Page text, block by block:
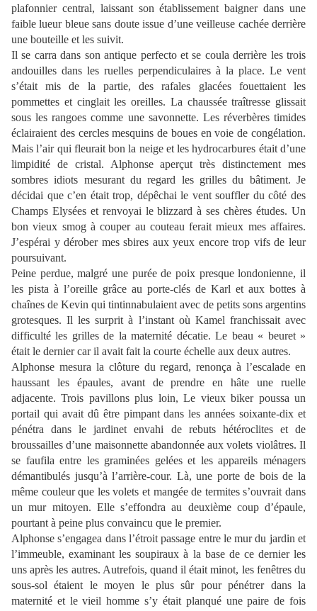
plafonnier central, laissant son établissement baigner dans une
faible lueur bleue sans doute issue d’une veilleuse cachée derrière
une bouteille et les suivit.
Il se carra dans son antique perfecto et se coula derrière les trois
andouilles dans les ruelles perpendiculaires à la place. Le vent
s’était mis de la partie, des rafales glacées fouettaient les
pommettes et cinglait les oreilles. La chaussée traîtresse glissait
sous les rangoes comme une savonnette. Les réverbères timides
éclairaient des cercles mesquins de boues en voie de congélation.
Mais l’air qui fleurait bon la neige et les hydrocarbures était d’une
limpidité de cristal. Alphonse aperçut très distinctement mes
sombres idiots mesurant du regard les grilles du bâtiment. Je
décidai que c’en était trop, dépêchai le vent souffler du côté des
Champs Elysées et renvoyai le blizzard à ses chères études. Un
bon vieux smog à couper au couteau ferait mieux mes affaires.
J’espérai y dérober mes sbires aux yeux encore trop vifs de leur
poursuivant.
Peine perdue, malgré une purée de poix presque londonienne, il
les pista à l’oreille grâce au porte-clés de Karl et aux bottes à
chaînes de Kevin qui tintinnabulaient avec de petits sons argentins
grotesques. Il les surprit à l’instant où Kamel franchissait avec
difficulté les grilles de la maternité décatie. Le beau « beuret »
était le dernier car il avait fait la courte échelle aux deux autres.
Alphonse mesura la clôture du regard, renonça à l’escalade en
haussant les épaules, avant de prendre en hâte une ruelle
adjacente. Trois pavillons plus loin, Le vieux biker poussa un
portail qui avait dû être pimpant dans les années soixante-dix et
pénétra dans le jardinet envahi de rebuts hétéroclites et de
broussailles d’une maisonnette abandonnée aux volets violâtres. Il
se faufila entre les graminées gelées et les appareils ménagers
démantibulés jusqu’à l’arrière-cour. Là, une porte de bois de la
même couleur que les volets et mangée de termites s’ouvrait dans
un mur mitoyen. Elle s’effondra au deuxième coup d’épaule,
pourtant à peine plus convaincu que le premier.
Alphonse s’engagea dans l’étroit passage entre le mur du jardin et
l’immeuble, examinant les soupiraux à la base de ce dernier les
uns après les autres. Autrefois, quand il était minot, les fenêtres du
sous-sol étaient le moyen le plus sûr pour pénétrer dans la
maternité et le vieil homme s’y était planqué une paire de fois